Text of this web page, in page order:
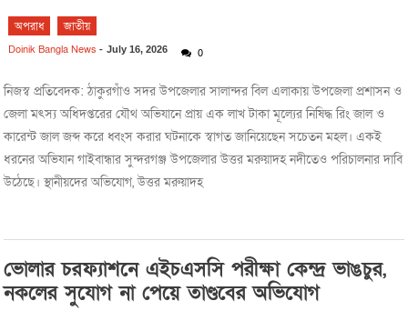
অপরাধ জাতীয়
Doinik Bangla News -July 16, 2026 0
নিজস্ব প্রতিবেদক: ঠাকুরগাঁও সদর উপজেলার সালান্দর বিল এলাকায় উপজেলা প্রশাসন ও
জেলা মৎস্য অধিদপ্তরের যৌথ অভিযানে প্রায় এক লাখ টাকা মূল্যের নিষিদ্ধ রিং জাল ও
কারেন্ট জাল জব্দ করে ধ্বংস করার ঘটনাকে স্বাগত জানিয়েছেন সচেতন মহল। একই
ধরনের অভিযান গাইবান্ধার সুন্দরগঞ্জ উপজেলার উত্তর মরুয়াদহ নদীতেও পরিচালনার দাবি
উঠেছে। স্থানীয়দের অভিযোগ, উত্তর মরুয়াদহ
ভোলার চরফ্যাশনে এইচএসসি পরীক্ষা কেন্দ্র ভাঙচুর,
নকলের সুযোগ না পেয়ে তাণ্ডবের অভিযোগ